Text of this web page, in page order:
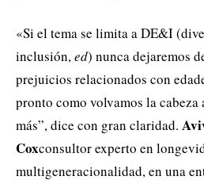
«Si el tema se limita a DE&I
inclusión,ed) nunca dejaremos
prejuicios relacionados con
pronto como volvamos la cabeza
más”, dice con gran claridad.
Coxconsultor experto en
multigeneracionalidad, en una